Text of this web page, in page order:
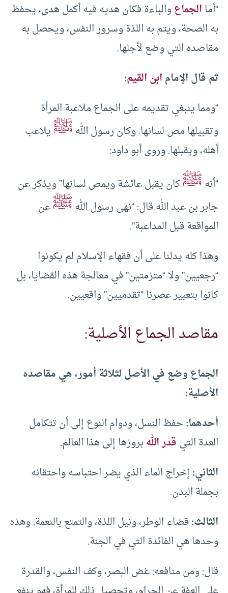
“أماالجماعوالباءة فكان هديه فيه أكمل هدى، يحفظ
به الصحة، ويتم به اللذة وسرور النفس، ويحصل به
مقاصده التي وضع لأجلها.
ثم قال الإمامابن القيم:
“ومما ينبغي تقديمه على الجماع ملاعبة المرأة
وتقبيلها مص لسانها. وكان رسول اللهﷺيلاعب
أهله، ويقبلها. وروى أبو داود:
“أنهﷺكان يقبل عائشة ويمص لسانها” ويذكر عن
جابر بن عبد الله قال: “نهى رسول اللهﷺعن
المواقعة قبل المداعبة”.
وهذا كله يدلنا على أن فقهاء الإسلام لم يكونوا
“رجعيين” ولا “متزمتين” في معالجة هذه القضايا، بل
كانوا بتعبير عصرنا “تقدميين” واقعيين.
مقاصد الجماع الأصلية:
الجماع وضع في الأصل لثلاثة أمور، هي مقاصده
الأصلية:
أحدهما:حفظ النسل، ودوام النوع إلى أن تتكامل
العدة التيقدر اللهبروزها إلى هذا العالم.
الثاني:إخراج الماء الذي يضر احتباسه واحتقانه
بجملة البدن.
الثالث:قضاء الوطر، ونيل اللذة، والتمتع بالنعمة. وهذه
وحدها هي الفائدة التي في الجنة.
قال: ومن منافعه: غض البصر، وكف النفس، والقدرة